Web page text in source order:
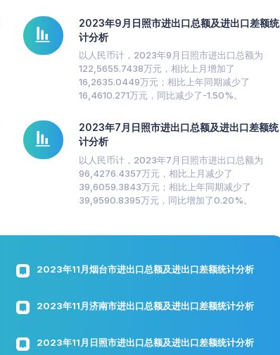
2023年9月日照市进出口总额及进出口差额统
计分析
以人民币计，2023年9月日照市进出口总额为
122,5655.7438万元，相比上月增加了
16,2635.0449万元；相比上年同期减少了
16,4610.271万元，同比减少了-1.50%。
2023年7月日照市进出口总额及进出口差额统
计分析
以人民币计，2023年7月日照市进出口总额为
96,4276.4357万元，相比上月减少了
39,6059.3843万元；相比上年同期减少了
39,9590.8395万元，同比增加了0.20%。
2023年11月烟台市进出口总额及进出口差额统计分析
2023年11月济南市进出口总额及进出口差额统计分析
2023年11月日照市进出口总额及进出口差额统计分析